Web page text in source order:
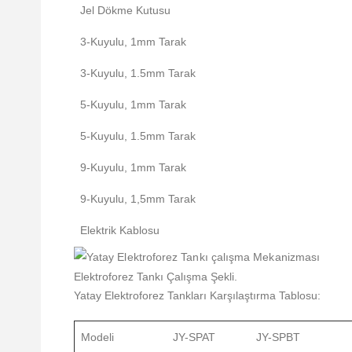
Jel Dökme Kutusu
3-Kuyulu, 1mm Tarak
3-Kuyulu, 1.5mm Tarak
5-Kuyulu, 1mm Tarak
5-Kuyulu, 1.5mm Tarak
9-Kuyulu, 1mm Tarak
9-Kuyulu, 1,5mm Tarak
Elektrik Kablosu
Elektroforez Tankı Çalışma Şekli.
Yatay Elektroforez Tankları Karşılaştırma Tablosu:
Modeli JY-SPAT JY-SPBT